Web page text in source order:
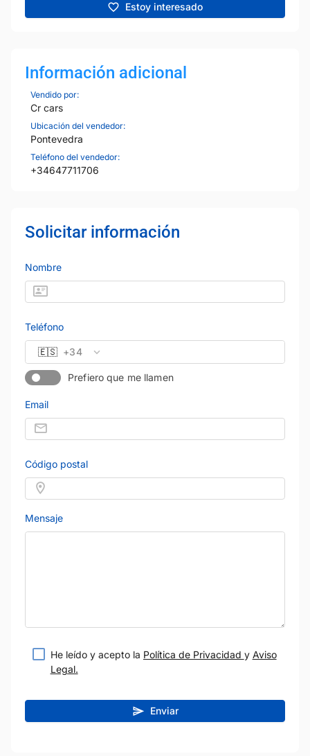
Estoy interesado
Información adicional
Vendido por:
Cr cars
Ubicación del vendedor:
Pontevedra
Teléfono del vendedor:
+34647711706
Solicitar información
Nombre
Teléfono
🇪🇸 +34
Prefiero que me llamen
Email
Código postal
Mensaje
He leído y acepto la Política de Privacidad y Aviso
Legal.
Enviar